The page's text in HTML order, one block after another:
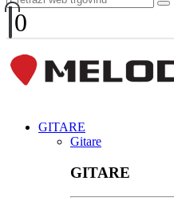
0
GITARE
Gitare
GITARE